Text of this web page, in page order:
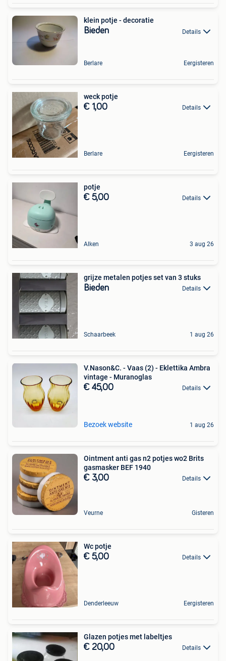
klein potje - decoratie
Bieden Details
Berlare Eergisteren
weck potje
€ 1,00 Details
Berlare Eergisteren
potje
€ 5,00 Details
Alken 3 aug 26
grijze metalen potjes set van 3 stuks
Bieden Details
Schaarbeek 1 aug 26
V.Nason&C. - Vaas (2) - Eklettika Ambra
vintage - Muranoglas
€ 45,00 Details
Bezoek website 1 aug 26
Ointment anti gas n2 potjes wo2 Brits
gasmasker BEF 1940
€ 3,00 Details
Veurne Gisteren
Wc potje
€ 5,00 Details
Denderleeuw Eergisteren
Glazen potjes met labeltjes
€ 20,00 Details